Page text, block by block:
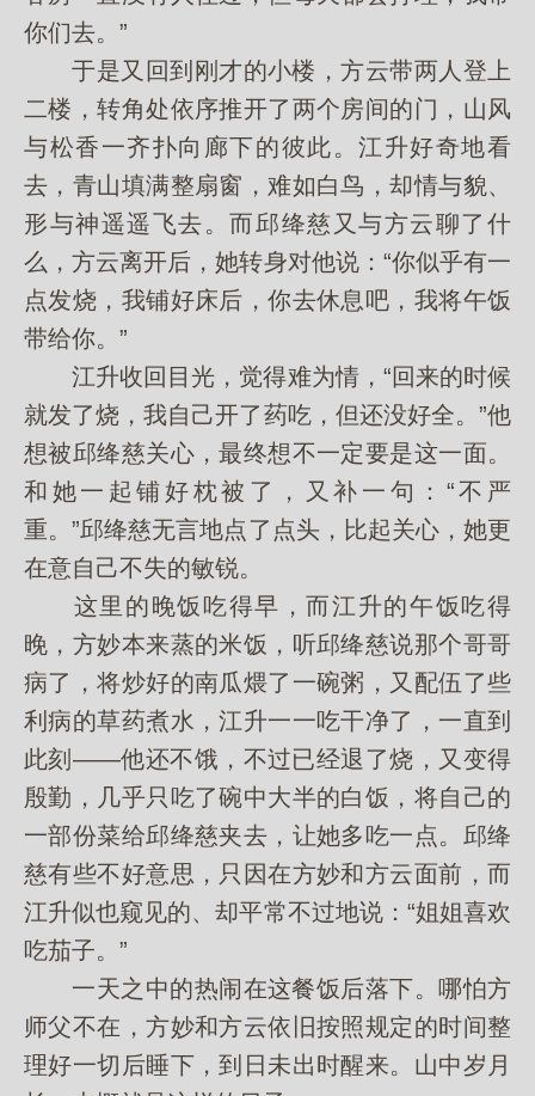
你们去。”
于是又回到刚才的小楼，方云带两人登上
二楼，转角处依序推开了两个房间的门，山风
与松香一齐扑向廊下的彼此。江升好奇地看
去，青山填满整扇窗，难如白鸟，却情与貌、
形与神遥遥飞去。而邱绛慈又与方云聊了什
么，方云离开后，她转身对他说：“你似乎有一
点发烧，我铺好床后，你去休息吧，我将午饭
带给你。”
江升收回目光，觉得难为情，“回来的时候
就发了烧，我自己开了药吃，但还没好全。”他
想被邱绛慈关心，最终想不一定要是这一面。
和她一起铺好枕被了，又补一句：“不严
重。”邱绛慈无言地点了点头，比起关心，她更
在意自己不失的敏锐。
这里的晚饭吃得早，而江升的午饭吃得
晚，方妙本来蒸的米饭，听邱绛慈说那个哥哥
病了，将炒好的南瓜煨了一碗粥，又配伍了些
利病的草药煮水，江升一一吃干净了，一直到
此刻——他还不饿，不过已经退了烧，又变得
殷勤，几乎只吃了碗中大半的白饭，将自己的
一部份菜给邱绛慈夹去，让她多吃一点。邱绛
慈有些不好意思，只因在方妙和方云面前，而
江升似也窥见的、却平常不过地说：“姐姐喜欢
吃茄子。”
一天之中的热闹在这餐饭后落下。哪怕方
师父不在，方妙和方云依旧按照规定的时间整
理好一切后睡下，到日未出时醒来。山中岁月